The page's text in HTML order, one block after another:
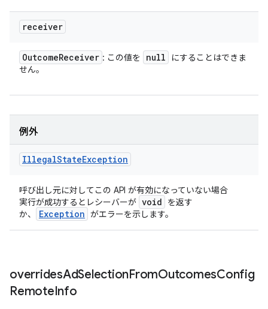
receiver
OutcomeReceiver : この値を null
にすることはできま
せん。
例外
IllegalStateException
呼び出し元に対してこの API が有効になっていない場合
実行が成功するとレシーバーが void
を返す
か、
Exception がエラーを示します。
overridesAdSelectionFromOutcomesConfig
RemoteInfo